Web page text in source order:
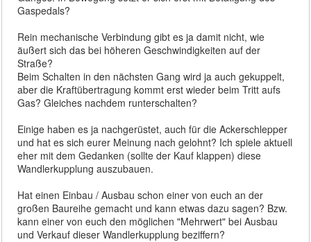
Gaspedals?
Rein mechanische Verbindung gibt es ja damit nicht, wie
äußert sich das bei höheren Geschwindigkeiten auf der
Straße?
Beim Schalten in den nächsten Gang wird ja auch gekuppelt,
aber die Kraftübertragung kommt erst wieder beim Tritt aufs
Gas? Gleiches nachdem runterschalten?
Einige haben es ja nachgerüstet, auch für die Ackerschlepper
und hat es sich eurer Meinung nach gelohnt? Ich spiele aktuell
eher mit dem Gedanken (sollte der Kauf klappen) diese
Wandlerkupplung auszubauen.
Hat einen Einbau / Ausbau schon einer von euch an der
großen Baureihe gemacht und kann etwas dazu sagen? Bzw.
kann einer von euch den möglichen "Mehrwert" bei Ausbau
und Verkauf dieser Wandlerkupplung beziffern?